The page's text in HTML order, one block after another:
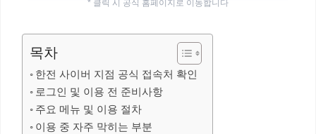
* 클릭 시 공식 홈페이지로 이동합니다
목차
한전 사이버 지점 공식 접속처 확인
로그인 및 이용 전 준비사항
주요 메뉴 및 이용 절차
이용 중 자주 막히는 부분